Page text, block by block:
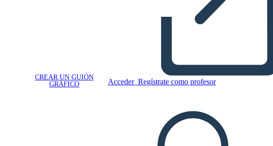
CREAR UN GUIÓN
GRÁFICO
Acceder Regístrate como profesor